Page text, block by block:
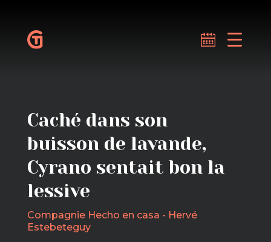
Caché dans son
buisson de lavande,
Cyrano sentait bon la
lessive
Compagnie Hecho en casa - Hervé
Estebeteguy